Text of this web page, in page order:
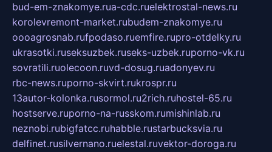
bud-em-znakomye.rua-cdc.ruelektrostal-news.ru
korolevremont-market.rubudem-znakomye.ru
oooagrosnab.rufpodaso.ruemfire.rupro-otdelky.ru
ukrasotki.ruseksuzbek.ruseks-uzbek.ruporno-vk.ru
sovratili.ruolecoon.ruvd-dosug.ruadonyev.ru
rbc-news.ruporno-skvirt.rukrospr.ru
13autor-kolonka.rusormol.ru2rich.ruhostel-65.ru
hostserve.ruporno-na-russkom.rumishinlab.ru
neznobi.rubigfatcc.ruhabble.rustarbucksvia.ru
delfinet.rusilvernano.ruelestal.ruvektor-doroga.ru